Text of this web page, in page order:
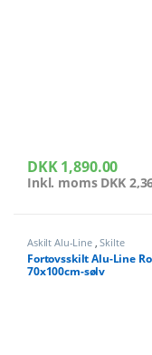
DKK1,890.00
Inkl. moms DKK
Askilt Alu-Line ,Skilte
Fortovsskilt Alu-Line
70x100cm-sølv